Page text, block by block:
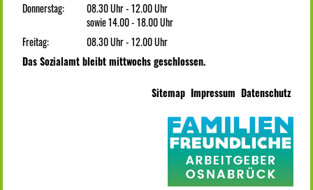
Donnerstag:
08.30 Uhr - 12.00 Uhr
sowie 14.00 - 18.00 Uhr
Freitag:
08.30 Uhr - 12.00 Uhr
Das Sozialamt bleibt mittwochs geschlossen.
Sitemap Impressum Datenschutz